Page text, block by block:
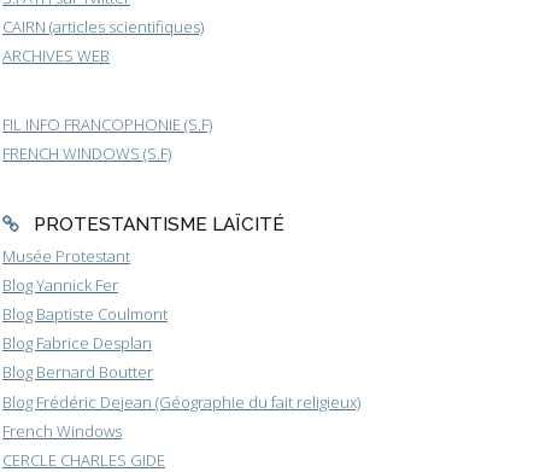
CAIRN (articles scientifiques)
ARCHIVES WEB
FIL INFO FRANCOPHONIE (S.F)
FRENCH WINDOWS (S.F)
PROTESTANTISME LAÏCITÉ
Musée Protestant
Blog Yannick Fer
Blog Baptiste Coulmont
Blog Fabrice Desplan
Blog Bernard Boutter
Blog Frédéric Dejean (Géographie du fait religieux)
French Windows
CERCLE CHARLES GIDE